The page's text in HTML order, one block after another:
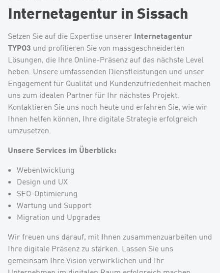
Internetagentur in Sissach
Setzen Sie auf die Expertise unserer Internetagentur
TYPO3 und profitieren Sie von massgeschneiderten
Lösungen, die Ihre Online-Präsenz auf das nächste Level
heben. Unsere umfassenden Dienstleistungen und unser
Engagement für Qualität und Kundenzufriedenheit machen
uns zum idealen Partner für Ihr nächstes Projekt.
Kontaktieren Sie uns noch heute und erfahren Sie, wie wir
Ihnen helfen können, Ihre digitale Strategie erfolgreich
umzusetzen.
Unsere Services im Überblick:
Webentwicklung
Design und UX
SEO-Optimierung
Wartung und Support
Migration und Upgrades
Wir freuen uns darauf, mit Ihnen zusammenzuarbeiten und
Ihre digitale Präsenz zu stärken. Lassen Sie uns
gemeinsam Ihre Vision verwirklichen und Ihr